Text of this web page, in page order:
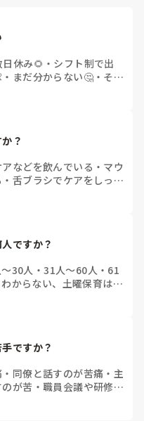
日休み🌻 ・ シフト制で出
・ まだ分からない🤔・ その
？
などを飲んでいる ・ マウ
・ 舌ブラシでケアをしっか
い)
ですか？
30人 ・31人～60人 ・ 61
わからない、土曜保育はな
ですか？
・ 同僚と話すのが苦痛 ・ 主
が苦 ・ 職員会議や研修場
い)